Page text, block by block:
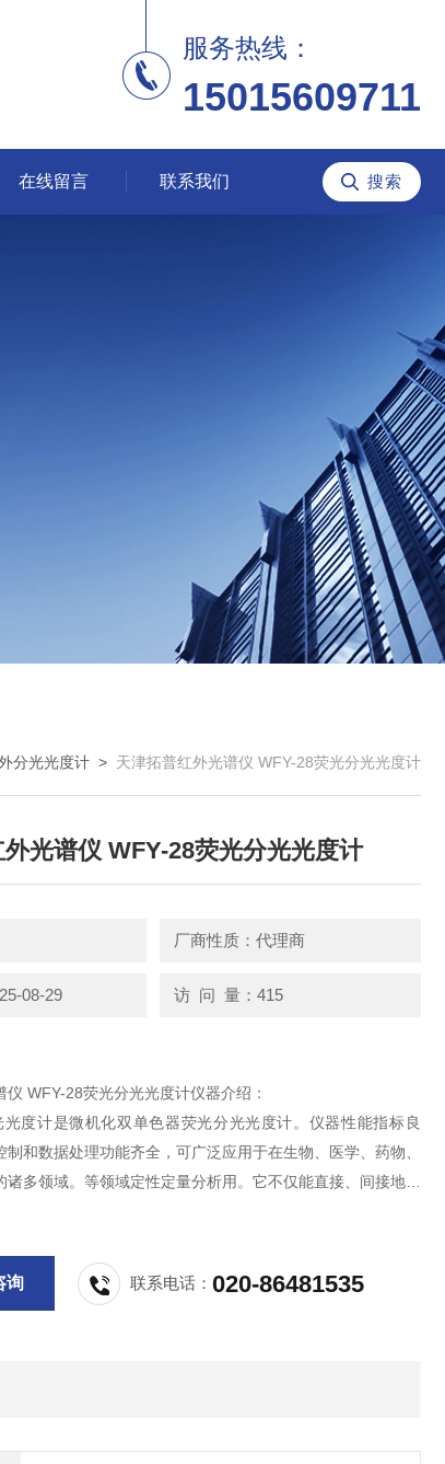
服务热线：
15015609711
在线留言 联系我们
分光光度计 > 天津拓普红外光谱仪 WFY-28荧光分光光度计
光谱仪 WFY-28荧光分光光度计
厂商性质：代理商
08-29 访 问 量：415
仪 WFY-28荧光分光光度计仪器介绍：
光度计是微机化双单色器荧光分光光度计。仪器性能指标良
制和数据处理功能齐全，可广泛应用于在生物、医学、药物、
诸多领域。等领域定性定量分析用。它不仅能直接、间接地分
询 联系电话：020-86481535